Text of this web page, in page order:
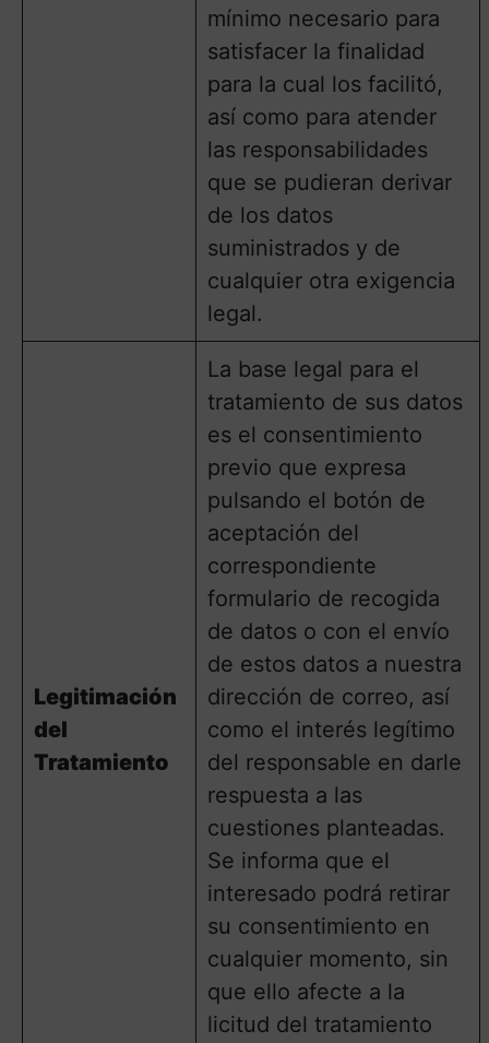
mínimo necesario para
satisfacer la finalidad
para la cual los facilitó,
así como para atender
las responsabilidades
que se pudieran derivar
de los datos
suministrados y de
cualquier otra exigencia
legal.
Legitimación
del
Tratamiento
La base legal para el
tratamiento de sus datos
es el consentimiento
previo que expresa
pulsando el botón de
aceptación del
correspondiente
formulario de recogida
de datos o con el envío
de estos datos a nuestra
dirección de correo, así
como el interés legítimo
del responsable en darle
respuesta a las
cuestiones planteadas.
Se informa que el
interesado podrá retirar
su consentimiento en
cualquier momento, sin
que ello afecte a la
licitud del tratamiento